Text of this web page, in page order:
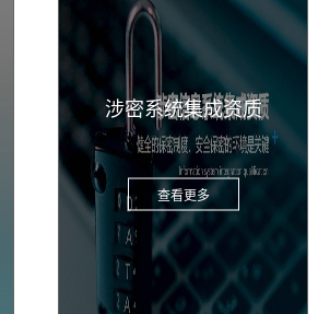
国家秘密载体印制资
质
查看更多